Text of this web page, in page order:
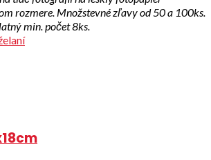
rozmere. Množstevné zľavy od 50 a 100ks.
min. počet 8ks.